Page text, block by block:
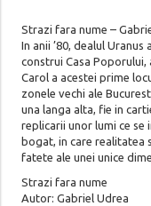
Strazi fara nume –
In anii ’80, dealul
construi Casa
Carol a acestei prime
zonele vechi ale
una langa alta, fie in
replicarii unor lumi ce se
bogat, in care realitatea
fatete ale unei unice
Strazi fara nume
Autor: Gabriel Udrea